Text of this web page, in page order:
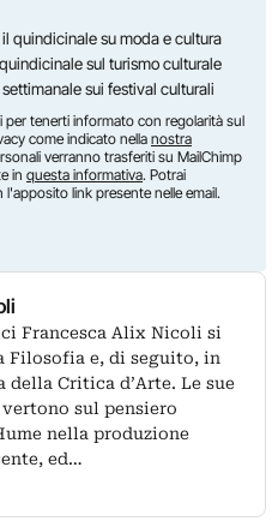
il quindicinale su moda e cultura
sul turismo culturale
settimanale sui festival culturali
tenerti informato con regolarità sul
come indicato nella nostra
verranno trasferiti su MailChimp
in questa informativa. Potrai
link presente nelle email.
Francesca Alix Nicoli si
Filosofia e, di seguito, in
Critica d’Arte. Le sue
sul pensiero
nella produzione
ed…